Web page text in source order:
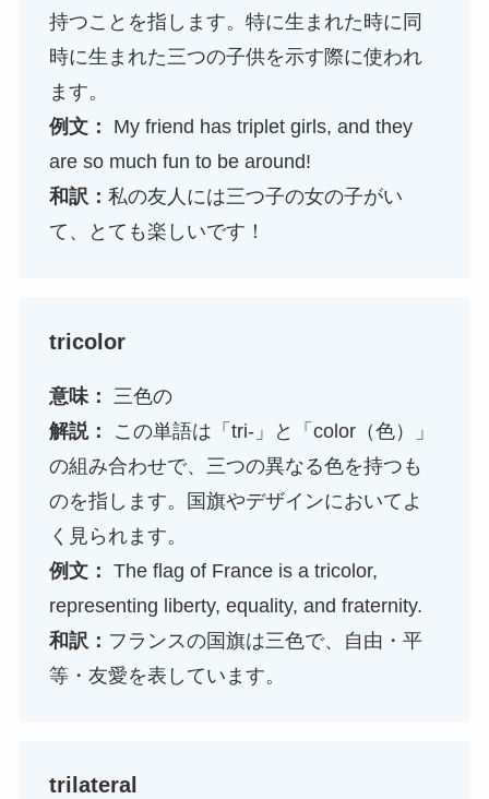
持つことを指します。特に生まれた時に同
時に生まれた三つの子供を示す際に使われ
ます。
例文：
My friend has triplet girls, and they
are so much fun to be around!
和訳： 私の友人には三つ子の女の子がい
て、とても楽しいです！
tricolor
意味：
三色の
解説：
この単語は「tri-」と「color（色）」
の組み合わせで、三つの異なる色を持つも
のを指します。国旗やデザインにおいてよ
く見られます。
例文： The flag of France is a tricolor,
representing liberty, equality, and fraternity.
和訳： フランスの国旗は三色で、自由・平
等・友愛を表しています。
trilateral